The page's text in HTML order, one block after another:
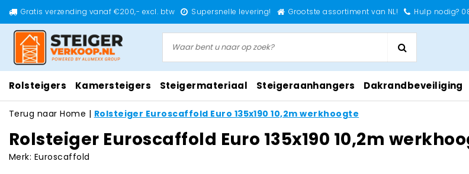
Gratis verzending vanaf €200,- excl. btw Supersnelle levering! Grootste assortiment van NL! Hulp nodig?
Rolsteigers Kamersteigers Steigermateriaal Steigeraanhangers Dakrandbeveiliging
Terug naar Home | Rolsteiger Euroscaffold Euro 135x190 10,2m werkhoogte
Rolsteiger Euroscaffold Euro 135x190 10,2m
Merk: Euroscaffold